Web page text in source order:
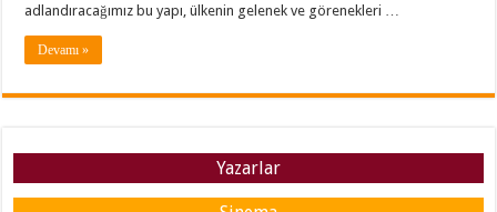
adlandıracağımız bu yapı, ülkenin gelenek ve görenekleri …
Devamı »
Yazarlar